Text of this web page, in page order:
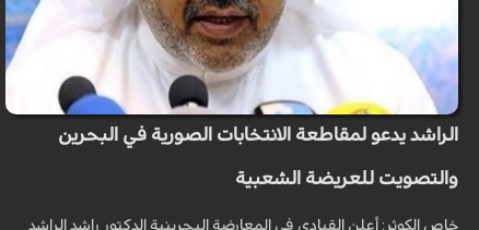
الراشد يدعو لمقاطعة الانتخابات الصورية في البحرين
والتصويت للعريضة الشعبية
خاص الكوثر: أعلن القيادي في المعارضة البحرينية الدكتور راشد الراشد